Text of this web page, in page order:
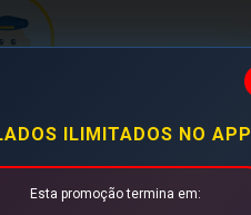
ILIMITADOS NO APP
Esta promoção termina em: